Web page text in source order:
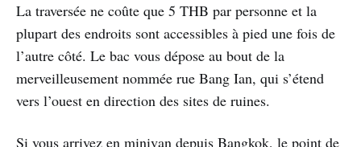
La traversée ne coûte que 5 THB par personne et la
plupart des endroits sont accessibles à pied une fois de
l’autre côté. Le bac vous dépose au bout de la
merveilleusement nommée rue Bang Ian, qui s’étend
vers l’ouest en direction des sites de ruines.
Si vous arrivez en minivan depuis Bangkok, le point de